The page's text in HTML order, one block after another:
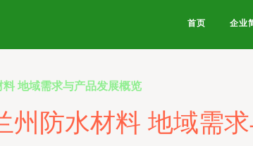
首页 企业
地域需求与产品发展概览
州防水材料 地域需